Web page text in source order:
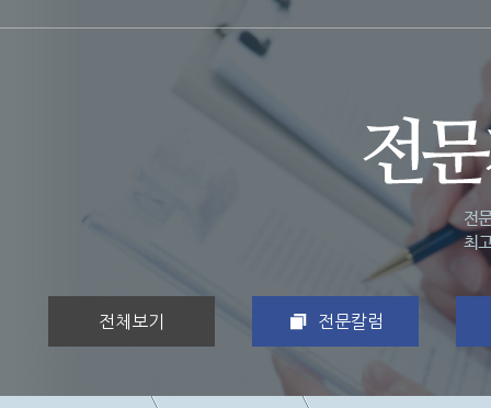
전체보기 전문칼럼